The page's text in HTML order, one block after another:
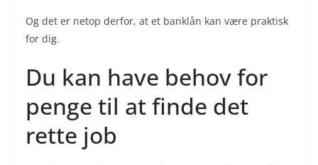
Og det er netop derfor, at et banklån kan være praktisk
for dig.
Du kan have behov for
penge til at finde det
rette job